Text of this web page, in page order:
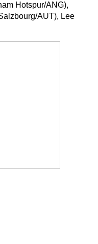
Hotspur/ANG),
AUT), Lee